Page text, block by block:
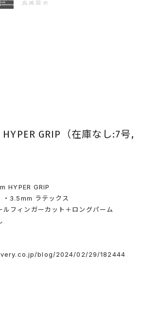
GRIP（在庫なし:7号,
HYPER GRIP
・3.5mm ラテックス
ルフィンガーカット＋ロングパーム
blog/2024/02/29/182444